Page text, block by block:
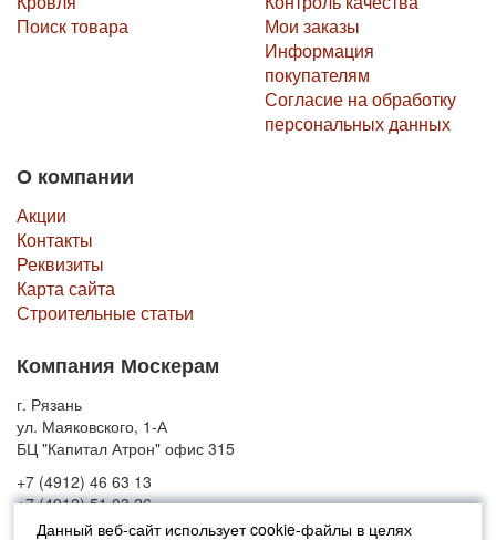
Данный веб-сайт использует cookie-файлы в целях
Поиск товара
Мои заказы
Информация
покупателям
Согласие на обработку
персональных данных
О компании
Акции
Контакты
Реквизиты
Карта сайта
Строительные статьи
Компания Москерам
г. Рязань
ул. Маяковского, 1-А
БЦ "Капитал Атрон" офис 315
+7 (4912) 46 63 13
+7 (4912) 51 03 26